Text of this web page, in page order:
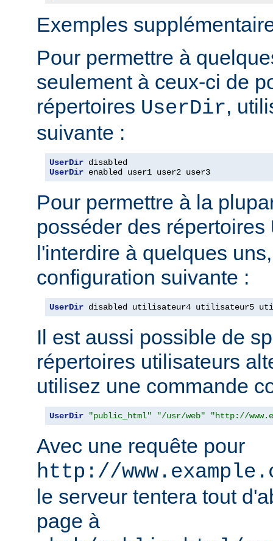
Exemples
Pour permettre à
seulement à ceux-ci de
répertoires UserDir,
suivante :
UserDir
UserDir enabled user1 user2 user3
Pour permettre à la
posséder des répertoires
l'interdire à quelques
configuration suivante :
UserDir disabled utilisateur4 utilisateur5
Il est aussi possible de
répertoires utilisateurs
utilisez une commande
UserDir "public_html" "/usr/web" "http://
Avec une requête pour
http://
le serveur tentera tout
page à